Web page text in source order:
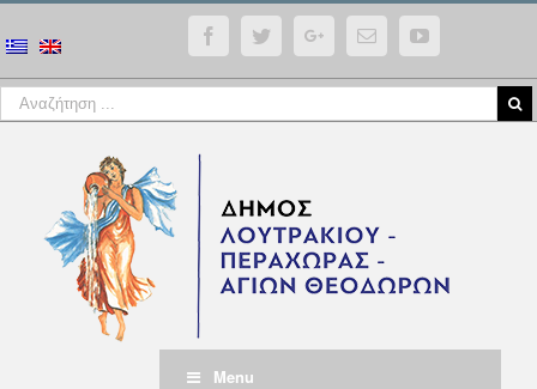
FacebookTwitterGoogle+Email YouTube
Menu